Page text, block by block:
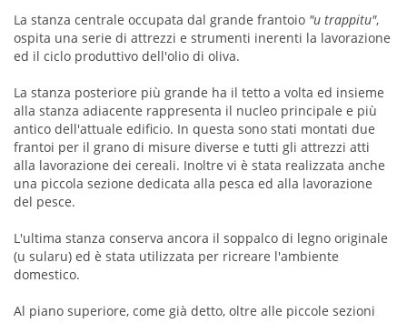
La stanza centrale occupata dal grande frantoio "u trappitu",
ospita una serie di attrezzi e strumenti inerenti la lavorazione
ed il ciclo produttivo dell'olio di oliva.
La stanza posteriore più grande ha il tetto a volta ed insieme
alla stanza adiacente rappresenta il nucleo principale e più
antico dell'attuale edificio. In questa sono stati montati due
frantoi per il grano di misure diverse e tutti gli attrezzi atti
alla lavorazione dei cereali. Inoltre vi è stata realizzata anche
una piccola sezione dedicata alla pesca ed alla lavorazione
del pesce.
L'ultima stanza conserva ancora il soppalco di legno originale
(u sularu) ed è stata utilizzata per ricreare l'ambiente
domestico.
Al piano superiore, come già detto, oltre alle piccole sezioni